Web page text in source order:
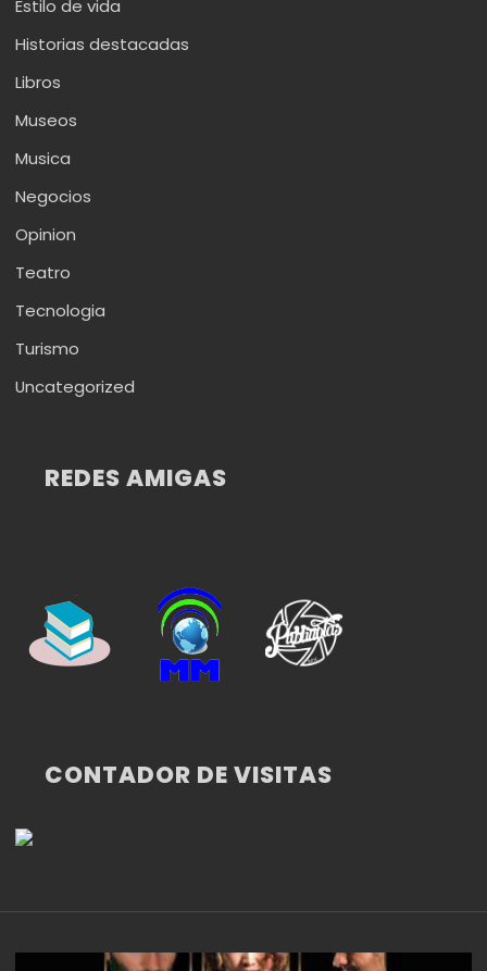
Estilo de vida
Historias destacadas
Libros
Museos
Musica
Negocios
Opinion
Teatro
Tecnologia
Turismo
Uncategorized
REDES AMIGAS
CONTADOR DE VISITAS